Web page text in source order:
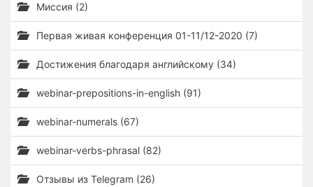
Миссия (2)
Первая живая конференция 01-11/12-2020 (7)
Достижения благодаря английскому (34)
webinar-prepositions-in-english (91)
webinar-numerals (67)
webinar-verbs-phrasal (82)
Отзывы из Telegram (26)